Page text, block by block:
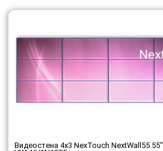
Видеостена 4x3 NexTouch NextWall55 55"